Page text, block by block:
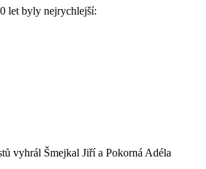
let byly nejrychlejší:
vyhrál Šmejkal Jiří a Pokorná Adéla